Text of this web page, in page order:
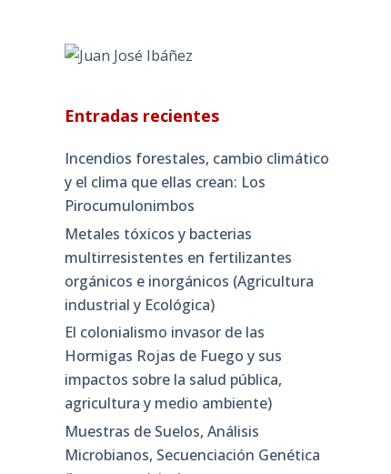
Entradas recientes
Incendios forestales, cambio climático
y el clima que ellas crean: Los
Pirocumulonimbos
Metales tóxicos y bacterias
multirresistentes en fertilizantes
orgánicos e inorgánicos (Agricultura
industrial y Ecológica)
El colonialismo invasor de las
Hormigas Rojas de Fuego y sus
impactos sobre la salud pública,
agricultura y medio ambiente)
Muestras de Suelos, Análisis
Microbianos, Secuenciación Genética